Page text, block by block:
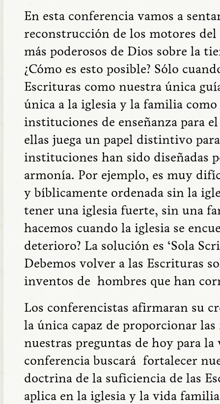
En esta conferencia vamos a
reconstrucción de los motores
más poderosos de Dios sobre la
¿Cómo es esto posible? Sólo
Escrituras como nuestra única
única a la iglesia y la familia
instituciones de enseñanza para
ellas juega un papel distintivo
instituciones han sido diseñadas
armonía. Por ejemplo, es muy
y bíblicamente ordenada sin la
tener una iglesia fuerte, sin una
hacemos cuando la iglesia se
deterioro? La solución es ‘Sola
Debemos volver a las Escrituras
inventos de hombres que han
Los conferencistas afirmaran su
la única capaz de proporcionar las
nuestras preguntas de hoy para
conferencia buscará fortalecer
doctrina de la suficiencia de las
aplica en la iglesia y la vida